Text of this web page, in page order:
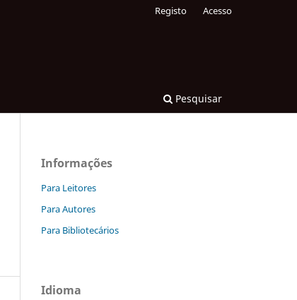
Pesquisar
Registo Acesso
Informações
Para Leitores
Para Autores
Para Bibliotecários
Idioma